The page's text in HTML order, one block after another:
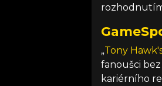
„Tony
fanoušci
kariérního